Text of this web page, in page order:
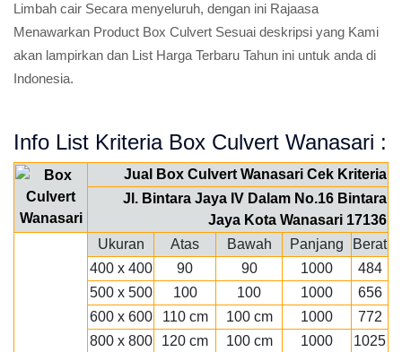
Limbah cair Secara menyeluruh, dengan ini Rajaasa
Menawarkan Product Box Culvert Sesuai deskripsi yang Kami
akan lampirkan dan List Harga Terbaru Tahun ini untuk anda di
Indonesia.
Info List Kriteria Box Culvert Wanasari :
Jual Box Culvert Wanasari Cek Kriteria
Jl. Bintara Jaya IV Dalam No.16 Bintara
Jaya Kota Wanasari 17136
Ukuran
Atas Bawah Panjang
Berat
400 x 400
90 90 1000
484
500 x 500
100 100 1000
656
600 x 600
110 cm 100 cm 1000
772
800 x 800
120 cm 100 cm 1000
1025